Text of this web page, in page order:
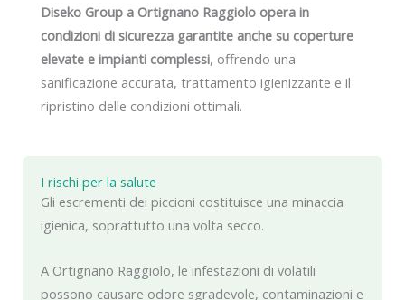
I rischi per la salute
Gli escrementi dei piccioni costituisce una minaccia
igienica, soprattutto una volta secco.
A Ortignano Raggiolo, le infestazioni di volatili
possono causare odore sgradevole, contaminazioni e
Diseko Group a Ortignano Raggiolo opera in
condizioni di sicurezza garantite anche su coperture
elevate e impianti complessi, offrendo una
sanificazione accurata, trattamento igienizzante e il
ripristino delle condizioni ottimali.